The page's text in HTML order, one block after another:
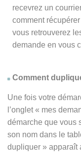
recevrez un
comment
vous retrouverez
demande en vous
Comment
Une fois votre
l’onglet « mes
démarche que vous
son nom dans le
dupliquer » apparaît